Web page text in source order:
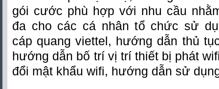
gói cước phù hợp với nhu cầu
đa cho các cá nhân tổ chức sử
cáp quang viettel, hướng dẫn thủ
hướng dẫn bố trí vị trí thiết bị phát
đổi mật khẩu wifi, hướng dẫn sử